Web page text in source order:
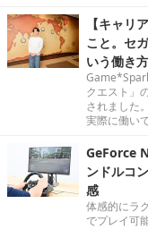
【キャリ
こと。セ
いう働き方
クエスト」
されました
実際に働い
GeForce
ンドルコ
感
体感的にラ
でプレイ可